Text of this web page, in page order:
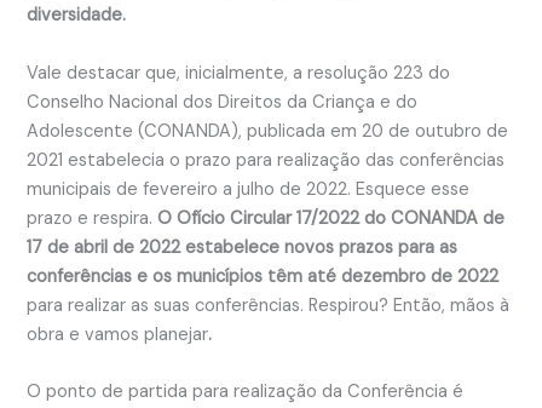
diversidade.
Vale destacar que, inicialmente, a resolução 223 do
Conselho Nacional dos Direitos da Criança e do
Adolescente (CONANDA), publicada em 20 de outubro de
2021 estabelecia o prazo para realização das conferências
municipais de fevereiro a julho de 2022. Esquece esse
prazo e respira. O Ofício Circular 17/2022 do CONANDA de
17 de abril de 2022 estabelece novos prazos para as
conferências e os municípios têm até dezembro de 2022
para realizar as suas conferências. Respirou? Então, mãos à
obra e vamos planejar.
O ponto de partida para realização da Conferência é